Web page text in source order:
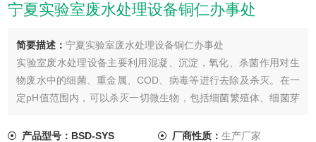
宁夏实验室废水处理设备铜仁办事处
简要描述：宁夏实验室废水处理设备铜仁办事处
实验室废水处理设备主要利用混凝、沉淀，氧化、杀菌作用对生
物废水中的细菌、重金属、COD、病毒等进行去除及杀灭。在一
定pH值范围内，可以杀灭一切微生物，包括细菌繁殖体、细菌芽
产品型号：BSD-SYS
厂商性质： 生产厂家